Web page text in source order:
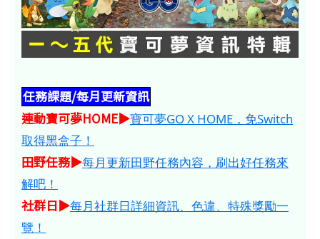
任務課題/每月更新資訊
連動寶可夢HOME​​​▶寶可夢GO X HOME，免Switch
取得黑盒子！
田野任務▶每月更新田野任務內容，刷出好任務來
解吧！
社群日▶每月社群日詳細資訊、色違、特殊獎勵一
覽！